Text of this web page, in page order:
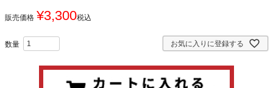
販売価格 ¥3,300税込
お気に入りに登録する